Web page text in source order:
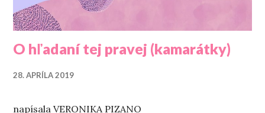
O hľadaní tej pravej (kamarátky)
28. APRÍLA 2019
napísala VERONIKA PIZANO